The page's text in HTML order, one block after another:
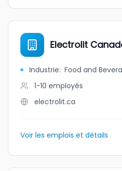
Electrolit
Industrie: Food and
1-10 employés
electrolit.ca
Voir les emplois et détails